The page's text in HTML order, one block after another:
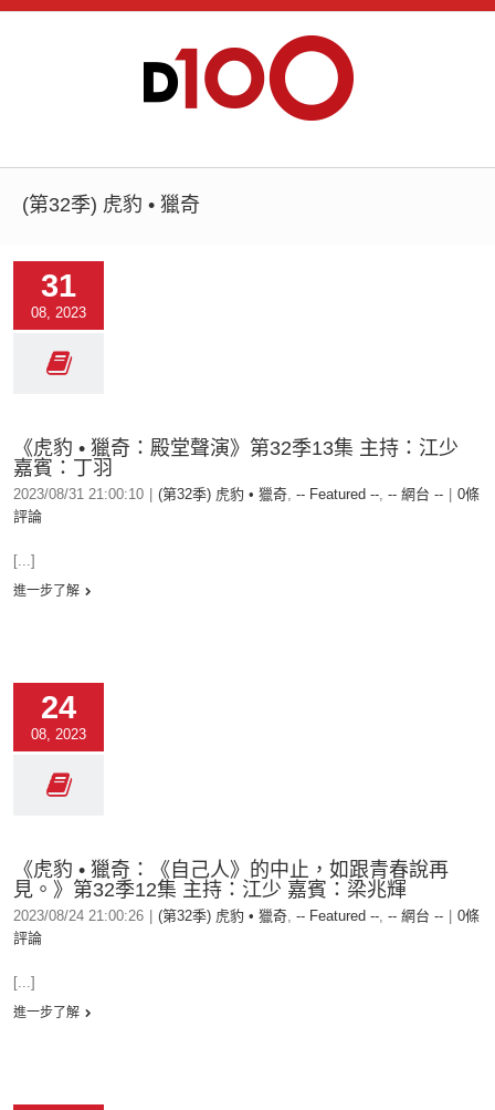
(第32季) 虎豹 • 獵奇
31
08, 2023
《虎豹 • 獵奇：殿堂聲演》第32季13集 主持：江少
嘉賓：丁羽
2023/08/31 21:00:10 (第32季) 虎豹 • 獵奇, -- Featured --, -- 網台 --
0條
評論
[...]
進一步了解
24
08, 2023
《虎豹 • 獵奇：《自己人》的中止，如跟青春說再
見。》第32季12集 主持：江少 嘉賓：梁兆輝
2023/08/24 21:00:26 (第32季) 虎豹 • 獵奇, -- Featured --, -- 網台 --
0條
評論
[...]
進一步了解